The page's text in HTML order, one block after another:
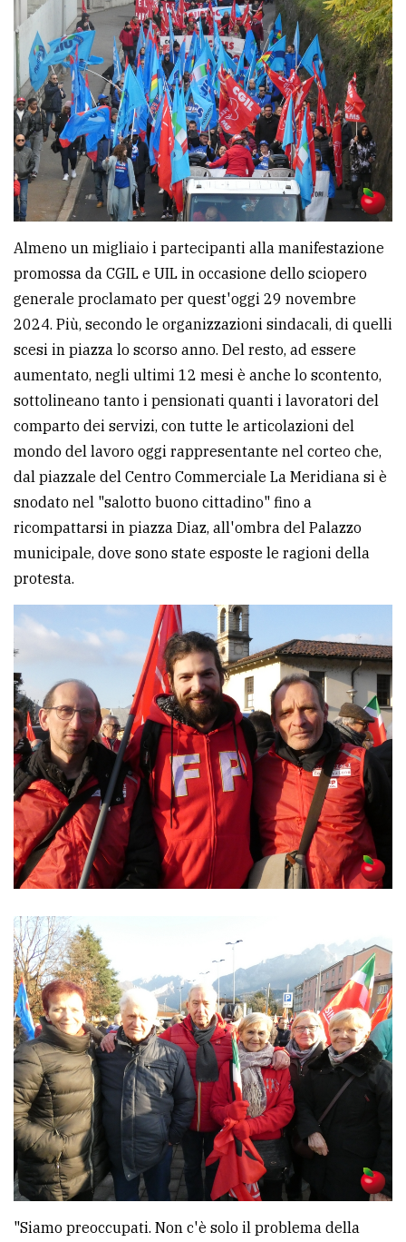
Almeno un migliaio i partecipanti alla manifestazione
promossa da CGIL e UIL in occasione dello sciopero
generale proclamato per quest'oggi 29 novembre
2024. Più, secondo le organizzazioni sindacali, di quelli
scesi in piazza lo scorso anno. Del resto, ad essere
aumentato, negli ultimi 12 mesi è anche lo scontento,
sottolineano tanto i pensionati quanti i lavoratori del
comparto dei servizi, con tutte le articolazioni del
mondo del lavoro oggi rappresentante nel corteo che,
dal piazzale del Centro Commerciale La Meridiana si è
snodato nel "salotto buono cittadino" fino a
ricompattarsi in piazza Diaz, all'ombra del Palazzo
municipale, dove sono state esposte le ragioni della
protesta.
"Siamo preoccupati. Non c'è solo il problema della